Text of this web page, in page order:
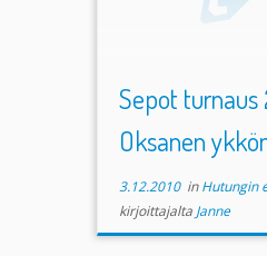
Sepot turnaus
Oksanen
3.12.2010inHutungin
kirjoittajalta Janne